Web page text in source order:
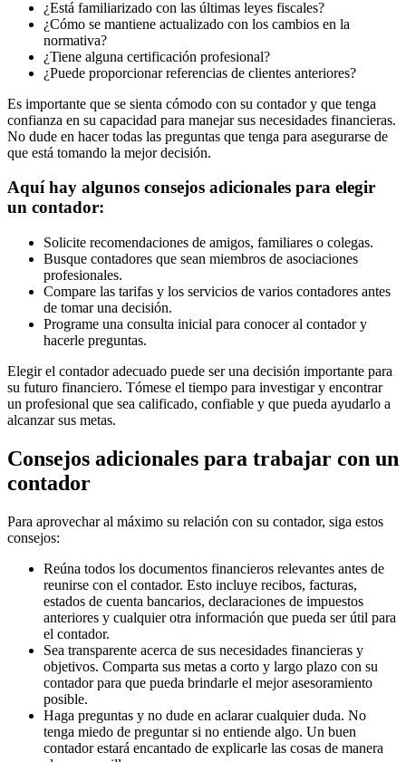
¿Está familiarizado con las últimas leyes fiscales?
¿Cómo se mantiene actualizado con los cambios en la
normativa?
¿Tiene alguna certificación profesional?
¿Puede proporcionar referencias de clientes anteriores?
Es importante que se sienta cómodo con su contador y que tenga
confianza en su capacidad para manejar sus necesidades financieras.
No dude en hacer todas las preguntas que tenga para asegurarse de
que está tomando la mejor decisión.
Aquí hay algunos consejos adicionales para elegir
un contador:
Solicite recomendaciones de amigos, familiares o colegas.
Busque contadores que sean miembros de asociaciones
profesionales.
Compare las tarifas y los servicios de varios contadores antes
de tomar una decisión.
Programe una consulta inicial para conocer al contador y
hacerle preguntas.
Elegir el contador adecuado puede ser una decisión importante para
su futuro financiero. Tómese el tiempo para investigar y encontrar
un profesional que sea calificado, confiable y que pueda ayudarlo a
alcanzar sus metas.
Consejos adicionales para trabajar con un
contador
Para aprovechar al máximo su relación con su contador, siga estos
consejos:
Reúna todos los documentos financieros relevantes antes de
reunirse con el contador. Esto incluye recibos, facturas,
estados de cuenta bancarios, declaraciones de impuestos
anteriores y cualquier otra información que pueda ser útil para
el contador.
Sea transparente acerca de sus necesidades financieras y
objetivos. Comparta sus metas a corto y largo plazo con su
contador para que pueda brindarle el mejor asesoramiento
posible.
Haga preguntas y no dude en aclarar cualquier duda. No
tenga miedo de preguntar si no entiende algo. Un buen
contador estará encantado de explicarle las cosas de manera